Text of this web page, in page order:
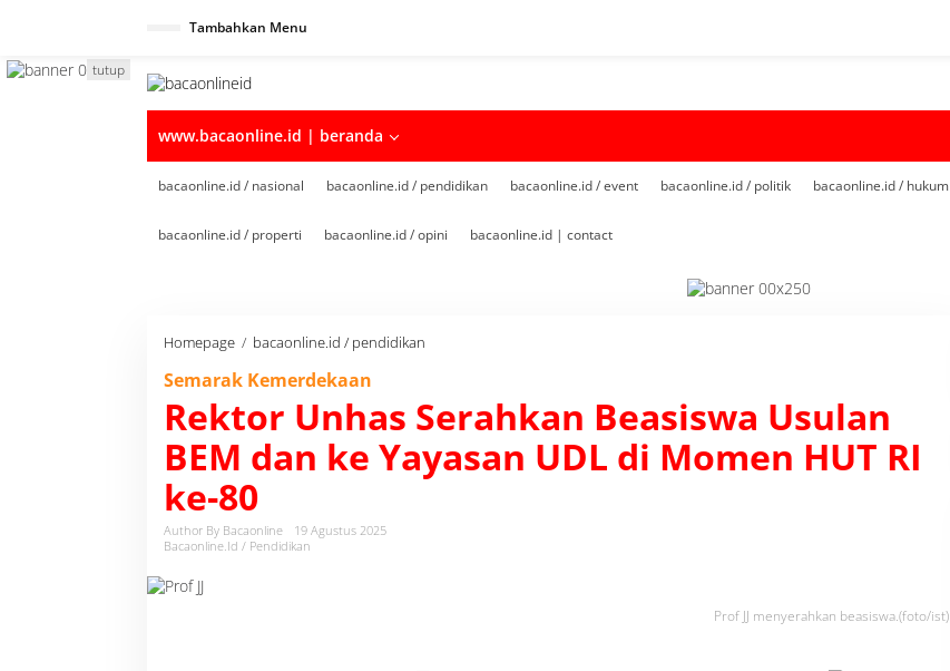
Tambahkan Menu
www.bacaonline.id | beranda
bacaonline.id / nasional bacaonline.id / pendidikan bacaonline.id / event bacaonline.id / politik bacaonline.id / hukum
bacaonline.id / properti bacaonline.id / opini bacaonline.id | contact
tutup
Homepage / bacaonline.id / pendidikan
t
o
U
n
Semarak Kemerdekaan
Rektor Unhas Serahkan Beasiswa Usulan
BEM dan ke Yayasan UDL di Momen HUT RI
ke-80
Author By Bacaonline
19 Agustus 2025
Bacaonline.id / Pendidikan
Prof JJ menyerahkan beasiswa.(foto/ist)